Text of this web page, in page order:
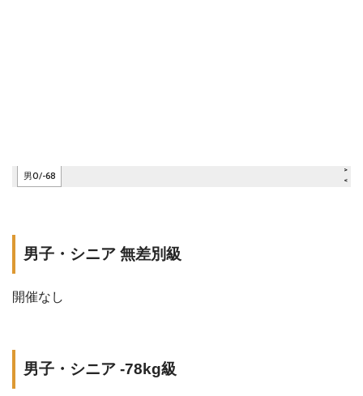
男子・シニア 無差別級
開催なし
男子・シニア -78kg級